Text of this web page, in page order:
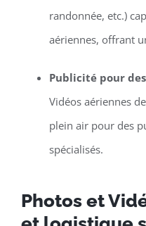
randonnée, etc.)
aériennes, offrant
Publicité pour
Vidéos aériennes
plein air pour des
spécialisés.
Photos et